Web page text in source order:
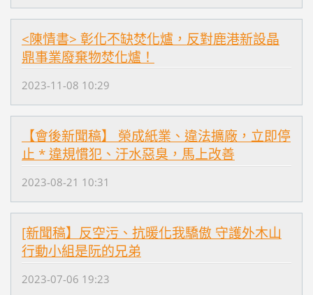
<陳情書> 彰化不缺焚化爐，反對鹿港新設晶
鼎事業廢棄物焚化爐！
2023-11-08 10:29
【會後新聞稿】 榮成紙業、違法擴廠，立即停
止 * 違規慣犯、汙水惡臭，馬上改善
2023-08-21 10:31
[新聞稿】反空污、抗暖化我驕傲 守護外木山
行動小組是阮的兄弟
2023-07-06 19:23